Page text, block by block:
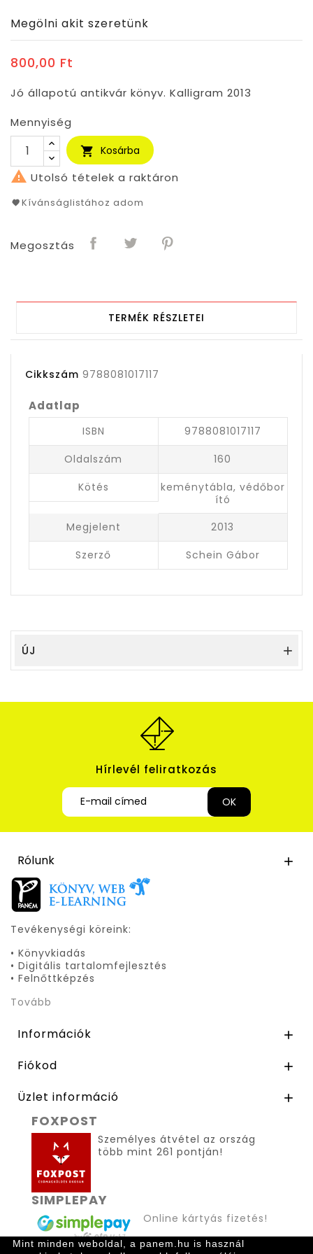
Megölni akit szeretünk
800,00 Ft
Jó állapotú antikvár könyv. Kalligram 2013
Mennyiség
 Kosárba
 Utolsó tételek a raktáron
Kívánságlistához adom
Megosztás
TERMÉK RÉSZLETEI
Cikkszám 9788081017117
Adatlap
ISBN
9788081017117
Oldalszám
160
Kötés
keménytábla, védőbor
ító
Megjelent
2013
Szerző
Schein Gábor
ÚJ 
Hírlevél feliratkozás
Rólunk 
Tevékenységi köreink:
• Könyvkiadás
• Digitális tartalomfejlesztés
• Felnőttképzés
Tovább
Információk 
Fiókod 
Üzlet információ 
FOXPOST
Személyes átvétel az ország
több mint 261 pontján!
SIMPLEPAY
Online kártyás fizetés!
Mint minden weboldal, a panem.hu is használ